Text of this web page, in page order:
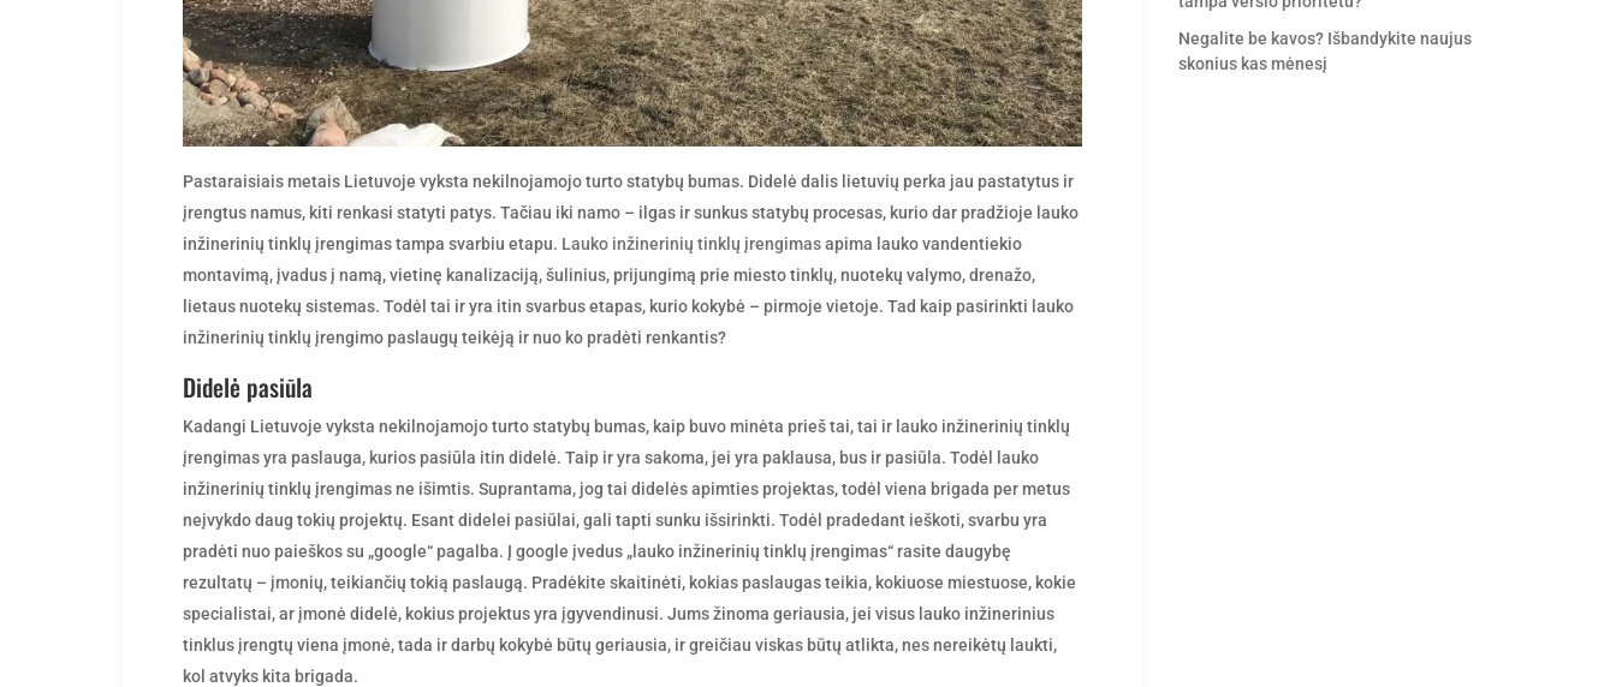
Pastaraisiais metais Lietuvoje vyksta nekilnojamojo turto statybų bumas. Didelė dalis lietuvių perka jau pastatytus ir
įrengtus namus, kiti renkasi statyti patys. Tačiau iki namo – ilgas ir sunkus statybų procesas, kurio dar pradžioje lauko
inžinerinių tinklų įrengimas tampa svarbiu etapu. Lauko inžinerinių tinklų įrengimasapima lauko vandentiekio
montavimą, įvadus į namą, vietinę kanalizaciją, šulinius, prijungimą prie miesto tinklų, nuotekų valymo, drenažo,
lietaus nuotekų sistemas. Todėl tai ir yra itin svarbus etapas, kurio kokybė – pirmoje vietoje. Tad kaip pasirinkti lauko
inžinerinių tinklų įrengimo paslaugų teikėją ir nuo ko pradėti renkantis?
Didelė pasiūla
Kadangi Lietuvoje vyksta nekilnojamojo turto statybų bumas, kaip buvo minėta prieš tai, tai ir lauko inžinerinių tinklų
įrengimas yra paslauga, kurios pasiūla itin didelė. Taip ir yra sakoma, jei yra paklausa, bus ir pasiūla. Todėl lauko
inžinerinių tinklų įrengimas ne išimtis. Suprantama, jog tai didelės apimties projektas, todėl viena brigada per metus
neįvykdo daug tokių projektų. Esant didelei pasiūlai, gali tapti sunku išsirinkti. Todėl pradedant ieškoti, svarbu yra
pradėti nuo paieškos su „google“ pagalba. Į google įvedus „lauko inžinerinių tinklų įrengimas“ rasite daugybę
rezultatų – įmonių, teikiančių tokią paslaugą. Pradėkite skaitinėti, kokias paslaugas teikia, kokiuose miestuose, kokie
specialistai, ar įmonė didelė, kokius projektus yra įgyvendinusi. Jums žinoma geriausia, jei visus lauko inžinerinius
tinklus įrengtų viena įmonė, tada ir darbų kokybė būtų geriausia, ir greičiau viskas būtų atlikta, nes nereikėtų laukti,
kol atvyks kita brigada.
Negalite be kavos? Išbandykite naujus
skonius kas mėnesį